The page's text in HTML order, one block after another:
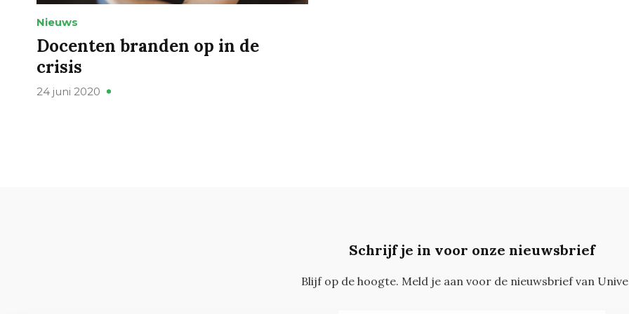
Nieuws
Docenten branden op in de
crisis
24 juni 2020
Schrijf je in voor onze nieuwsbrief
Blijf op de hoogte. Meld je aan voor de nieuwsbrief van